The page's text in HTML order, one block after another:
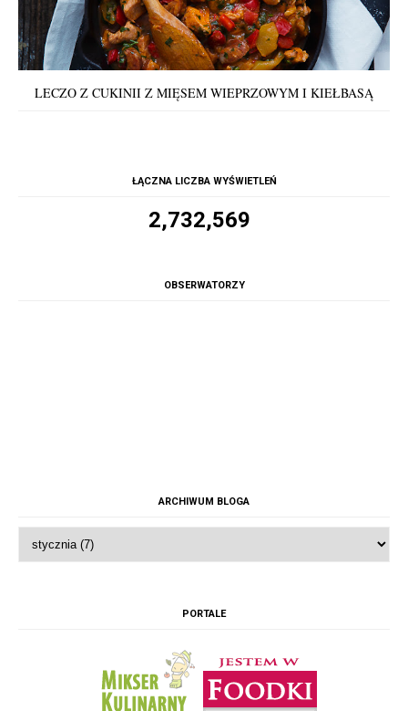
LECZO Z CUKINII Z MIĘSEM WIEPRZOWYM I KIEŁBASĄ
ŁĄCZNA LICZBA WYŚWIETLEŃ
2,732,569
OBSERWATORZY
ARCHIWUM BLOGA
PORTALE